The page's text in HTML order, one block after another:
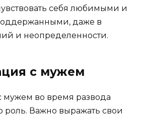
себя любимыми и
даже в
и неопределенности.
с мужем
во время развода
роль. Важно выражать свои